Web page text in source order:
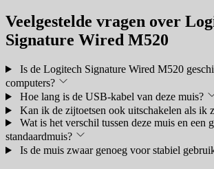
Veelgestelde vragen over
Signature Wired M520
Is de Logitech Signature Wired M520
computers?
Hoe lang is de USB-kabel van deze muis?
Kan ik de zijtoetsen ook uitschakelen als ik
Wat is het verschil tussen deze muis en een
standaardmuis?
Is de muis zwaar genoeg voor stabiel